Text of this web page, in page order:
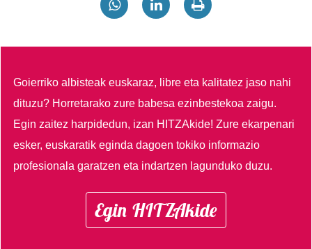
Goierriko albisteak euskaraz, libre eta kalitatez jaso nahi
dituzu? Horretarako zure babesa ezinbestekoa zaigu.
Egin zaitez harpidedun, izan HITZAkide!Zure ekarpenari
esker, euskaratik eginda dagoen tokiko informazio
profesionala garatzen eta indartzen lagunduko duzu.
Egin HITZAkide